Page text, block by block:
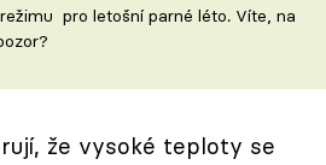
pro letošní parné léto. Víte, na
že vysoké teploty se